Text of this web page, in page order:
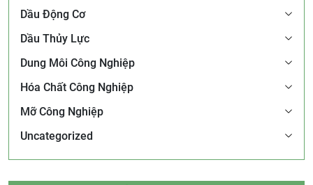
Dầu Động Cơ
Dầu Thủy Lực
Dung Môi Công Nghiệp
Hóa Chất Công Nghiệp
Mỡ Công Nghiệp
Uncategorized